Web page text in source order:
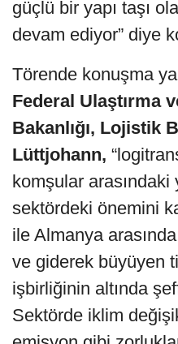
güçlü bir yapı taşı
devam ediyor” diye
Törende konuşma
Federal Ulaştırma
Bakanlığı, Lojistik
Lüttjohann,
komşular arasındaki
sektördeki önemini
ile Almanya
ve giderek büyüyen
işbirliğinin altında
Sektörde iklim